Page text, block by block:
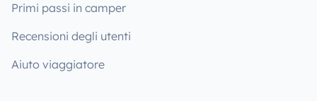
Primi passi in camper
Recensioni degli utenti
Aiuto viaggiatore